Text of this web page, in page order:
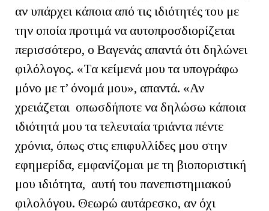
αν υπάρχει κάποια από τις ιδιότητές του με
την οποία προτιμά να αυτοπροσδιορίζεται
περισσότερο, ο Βαγενάς απαντά ότι δηλώνει
φιλόλογος. «Τα κείμενά μου τα υπογράφω
μόνο με τ’ όνομά μου», απαντά. «Αν
χρειάζεται οπωσδήποτε να δηλώσω κάποια
ιδιότητά μου τα τελευταία τριάντα πέντε
χρόνια, όπως στις επιφυλλίδες μου στην
εφημερίδα, εμφανίζομαι με τη βιοποριστική
μου ιδιότητα, αυτή του πανεπιστημιακού
φιλολόγου. Θεωρώ αυτάρεσκο, αν όχι